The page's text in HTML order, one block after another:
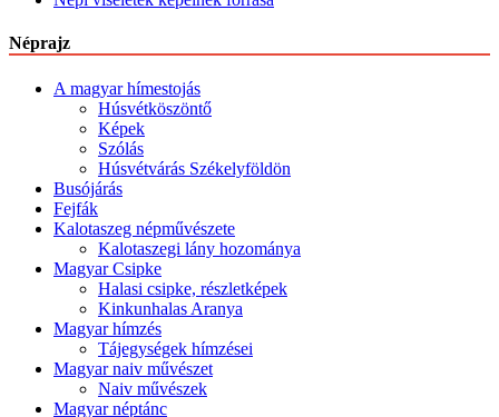
Néprajz
A magyar hímestojás
Húsvétköszöntő
Képek
Szólás
Húsvétvárás Székelyföldön
Busójárás
Fejfák
Kalotaszeg népművészete
Kalotaszegi lány hozománya
Magyar Csipke
Halasi csipke, részletképek
Kinkunhalas Aranya
Magyar hímzés
Tájegységek hímzései
Magyar naiv művészet
Naiv művészek
Magyar néptánc